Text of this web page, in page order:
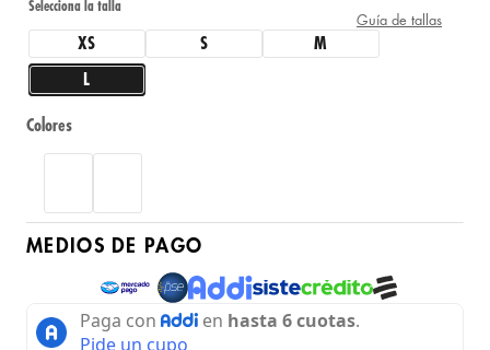
Guía de tallas
XS S M
L
Colores
MEDIOS DE PAGO